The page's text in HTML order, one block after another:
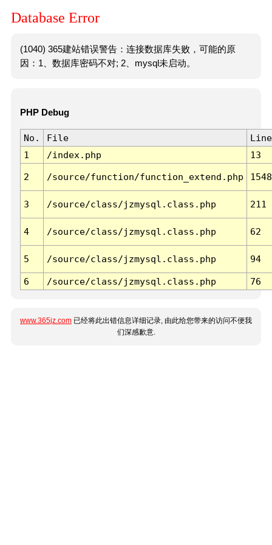
Database Error
(1040) 365建站错误警告：连接数据库失败，可能的原
因：1、数据库密码不对; 2、mysql未启动。
PHP Debug
No. File
Line
1
/index.php 13
2 /source/function/function_extend.php 1548
3 /source/class/jzmysql.class.php 211
4 /source/class/jzmysql.class.php 62
5 /source/class/jzmysql.class.php 94
6 /source/class/jzmysql.class.php 76
www.365jz.com 已经将此出错信息详细记录, 由此给您带来的访问不便我
们深感歉意.